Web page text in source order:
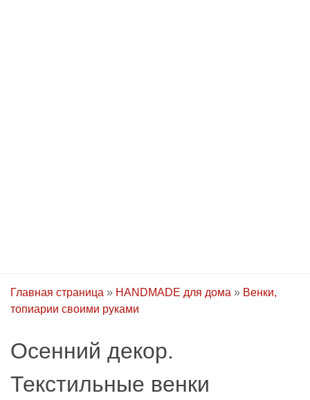
Главная страница » HANDMADE для дома » Венки,
топиарии своими руками
Осенний декор.
Текстильные венки